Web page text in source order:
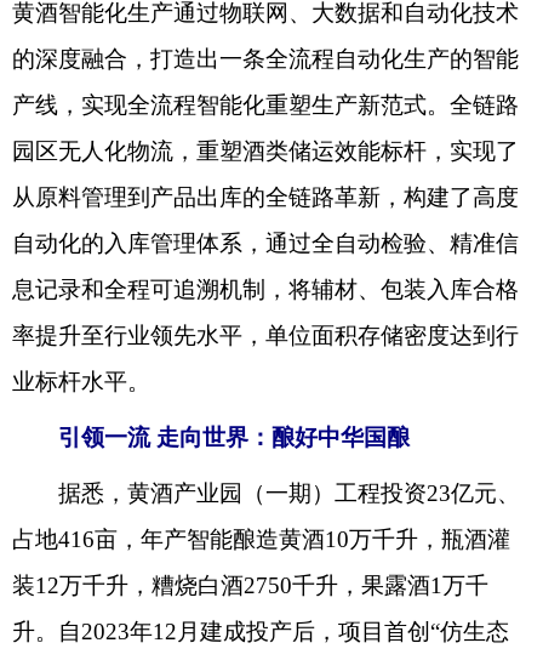
黄酒智能化生产通过物联网、大数据和自动化技术
的深度融合，打造出一条全流程自动化生产的智能
产线，实现全流程智能化重塑生产新范式。全链路
园区无人化物流，重塑酒类储运效能标杆，实现了
从原料管理到产品出库的全链路革新，构建了高度
自动化的入库管理体系，通过全自动检验、精准信
息记录和全程可追溯机制，将辅材、包装入库合格
率提升至行业领先水平，单位面积存储密度达到行
业标杆水平。
引领一流 走向世界：酿好中华国酿
据悉，黄酒产业园（一期）工程投资23亿元、
占地416亩，年产智能酿造黄酒10万千升，瓶酒灌
装12万千升，糟烧白酒2750千升，果露酒1万千
升。自2023年12月建成投产后，项目首创“仿生态